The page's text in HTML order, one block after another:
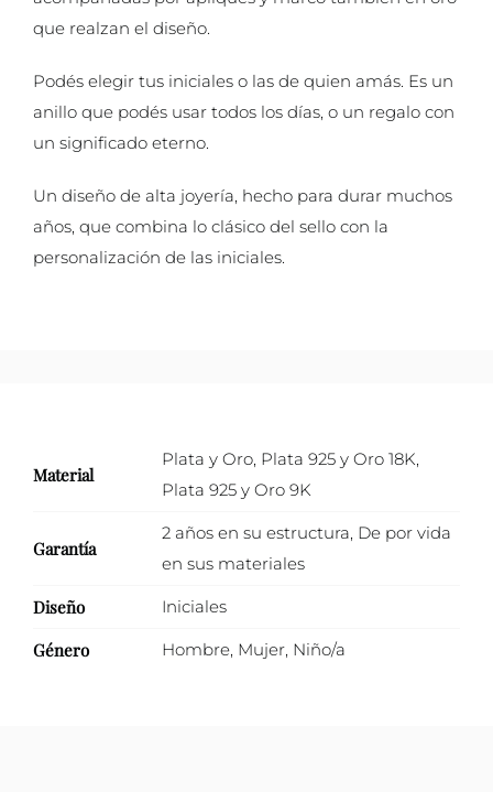
que realzan el diseño.
Podés elegir tus iniciales o las de quien amás. Es un
anillo que podés usar todos los días, o un regalo con
un significado eterno.
Un diseño de alta joyería, hecho para durar muchos
años, que combina lo clásico del sello con la
personalización de las iniciales.
Material
Plata y Oro, Plata 925 y Oro 18K,
Plata 925 y Oro 9K
Garantía
2 años en su estructura, De por vida
en sus materiales
Diseño Iniciales
Género Hombre, Mujer, Niño/a